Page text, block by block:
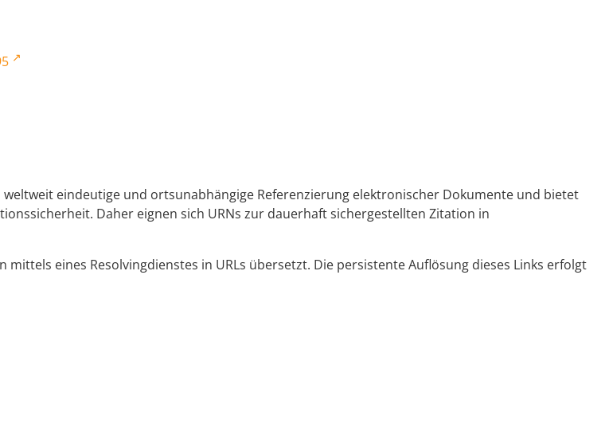
eindeutige und ortsunabhängige Referenzierung elektronischer Dokumente und bietet
Daher eignen sich URNs zur dauerhaft sichergestellten Zitation in
eines Resolvingdienstes in URLs übersetzt. Die persistente Auflösung dieses Links erfolgt